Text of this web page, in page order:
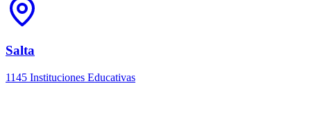
Salta
1145 Instituciones Educativas